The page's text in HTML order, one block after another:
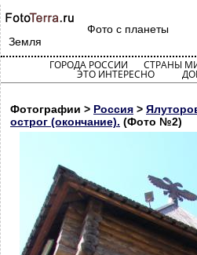
Фото с планеты
Земля
ГОРОДА РОССИИ СТРАНЫ
ЭТО ИНТЕРЕСНО
Фотографии > Россия >
острог (окончание). (Фото №2)